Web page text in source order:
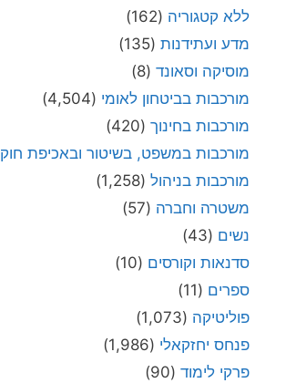
ללא קטגוריה (162)
מדע ועתידנות (135)
מוסיקה וסאונד (8)
מורכבות בביטחון לאומי (4,504)
מורכבות בחינוך (420)
מורכבות במשפט, בשיטור ובאכיפת חוק
מורכבות בניהול (1,258)
משטרה וחברה (57)
נשים (43)
סדנאות וקורסים (10)
ספרים (11)
פוליטיקה (1,073)
פנחס יחזקאלי (1,986)
פרקי לימוד (90)